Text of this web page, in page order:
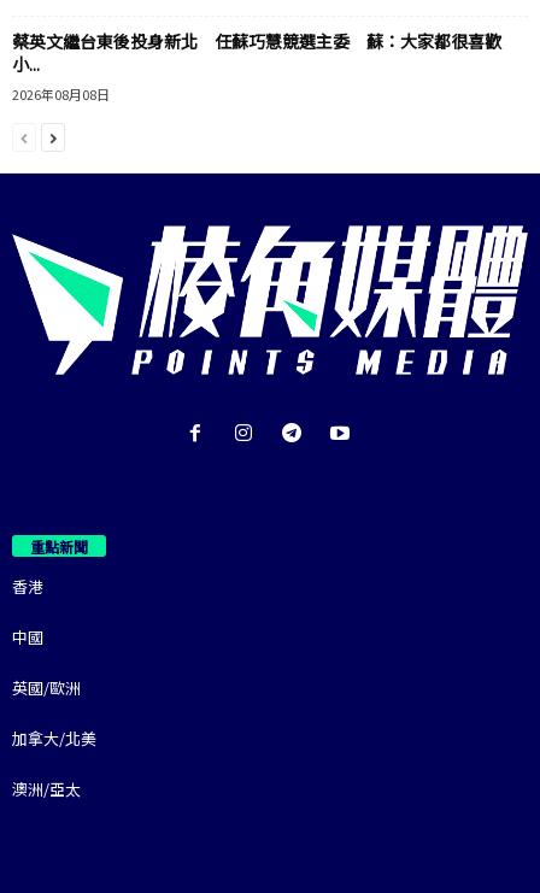
蔡英文繼台東後投身新北 任蘇巧慧競選主委 蘇：大家都很喜歡
小...
2026年08月08日
重點新聞
香港
中國
英國/歐洲
加拿大/北美
澳洲/亞太